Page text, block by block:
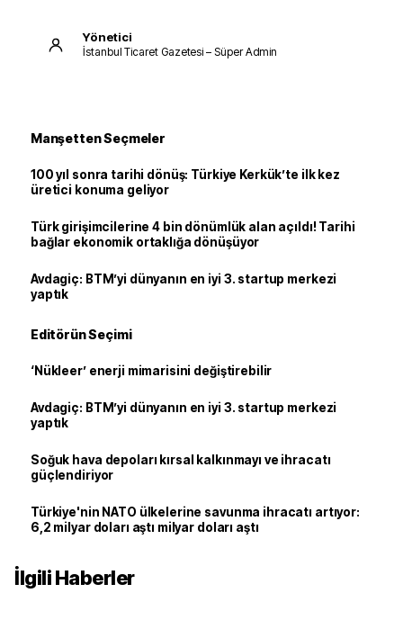
Yönetici
İstanbul Ticaret Gazetesi – Süper Admin
Manşetten Seçmeler
100 yıl sonra tarihi dönüş: Türkiye Kerkük’te ilk kez
üretici konuma geliyor
Türk girişimcilerine 4 bin dönümlük alan açıldı! Tarihi
bağlar ekonomik ortaklığa dönüşüyor
Avdagiç: BTM’yi dünyanın en iyi 3. startup merkezi
yaptık
Editörün Seçimi
‘Nükleer’ enerji mimarisini değiştirebilir
Avdagiç: BTM’yi dünyanın en iyi 3. startup merkezi
yaptık
Soğuk hava depoları kırsal kalkınmayı ve ihracatı
güçlendiriyor
Türkiye'nin NATO ülkelerine savunma ihracatı artıyor:
6,2 milyar doları aştı milyar doları aştı
İlgili Haberler